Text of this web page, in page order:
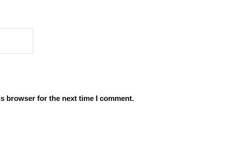
browser for the next time I comment.